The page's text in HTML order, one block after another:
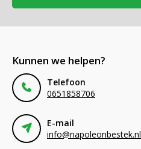
Kunnen we helpen?
Telefoon
0651858706
E-mail
info@napoleonbestek.nl